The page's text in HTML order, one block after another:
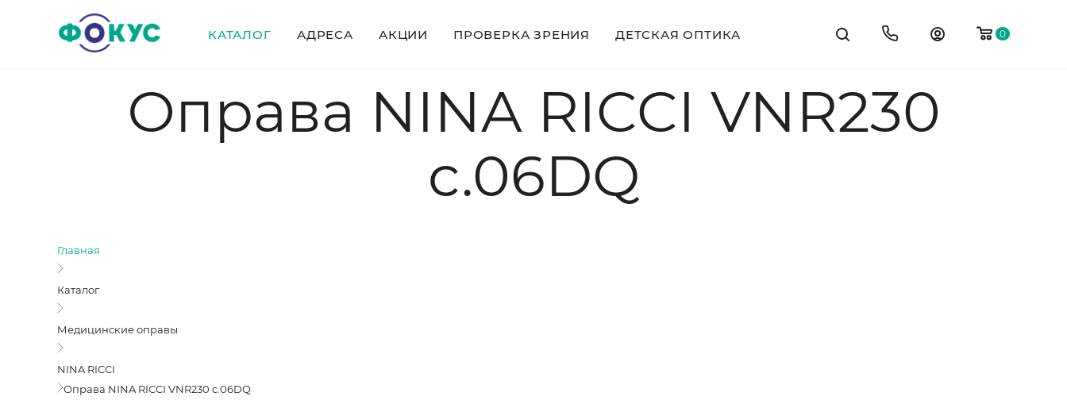
0
КАТАЛОГ АДРЕСА АКЦИИ ПРОВЕРКА ЗРЕНИЯ ДЕТСКАЯ ОПТИКА
Оправа NINA RICCI VNR230
c.06DQ
Главная
Каталог
Медицинские оправы
NINA RICCI
Оправа NINA RICCI VNR230 c.06DQ